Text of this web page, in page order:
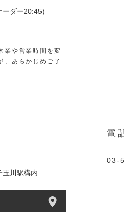
ダー20:45)
業や営業時間を変
、あらかじめご了
川駅構内
電
03-